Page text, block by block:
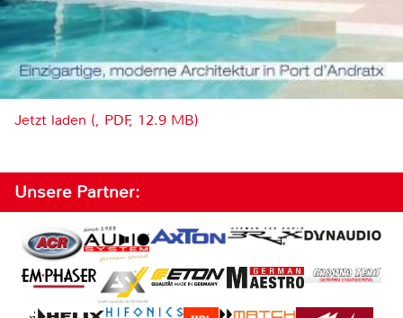
Jetzt laden (, PDF, 12.9 MB)
Unsere Partner: